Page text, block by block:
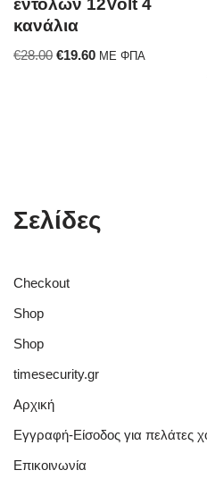
κανάλια
€28.00 €19.60 ΜΕ ΦΠΑ
Σελίδες
Checkout
Shop
Shop
timesecurity.gr
Αρχική
Εγγραφή-Είσοδος για πελάτες
Επικοινωνία